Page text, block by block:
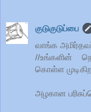
குடுகுடுப்பை
வாங்க
//உங்களின்
கொள்ள
அழகான